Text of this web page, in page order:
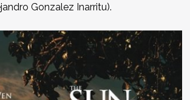
Gonzalez Inarritu).